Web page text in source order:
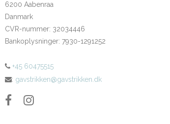
6200 Aabenraa
Danmark
CVR-nummer: 32034446
Bankoplysninger: 7930-1291252
+45 60475515
: gavstrikken@gavstrikken.dk